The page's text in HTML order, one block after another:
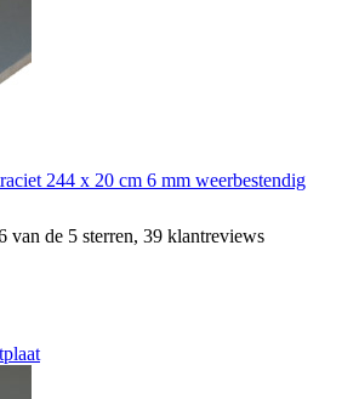
244 x 20 cm 6 mm weerbestendig
van de 5 sterren, 39 klantreviews